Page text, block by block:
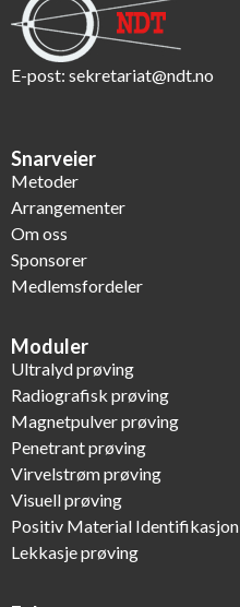
E-post: sekretariat@ndt.no
Snarveier
Metoder
Arrangementer
Om oss
Sponsorer
Medlemsfordeler
Moduler
Ultralyd prøving
Radiografisk prøving
Magnetpulver prøving
Penetrant prøving
Virvelstrøm prøving
Visuell prøving
Positiv Material Identifikasjon
Lekkasje prøving